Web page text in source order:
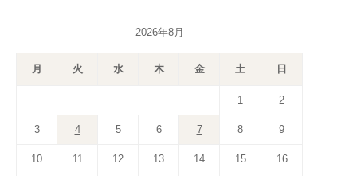
2026年8月
月 火 水 木 金 土 日
1 2
3 4 5 6 7 8 9
10 11 12 13 14 15 16